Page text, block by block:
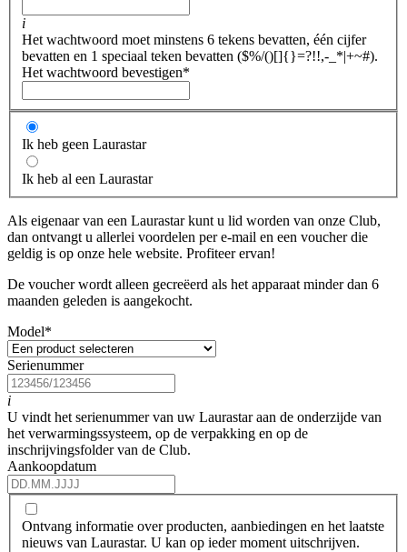
i
Het wachtwoord moet minstens 6 tekens bevatten, één cijfer
bevatten en 1 speciaal teken bevatten ($%/()[]{}=?!!,-_*|+~#).
Het wachtwoord bevestigen*
Ik heb geen Laurastar
Ik heb al een Laurastar
Als eigenaar van een Laurastar kunt u lid worden van onze Club,
dan ontvangt u allerlei voordelen per e-mail en een voucher die
geldig is op onze hele website. Profiteer ervan!
De voucher wordt alleen gecreëerd als het apparaat minder dan 6
maanden geleden is aangekocht.
Model*
Serienummer
i
U vindt het serienummer van uw Laurastar aan de onderzijde van
het verwarmingssysteem, op de verpakking en op de
inschrijvingsfolder van de Club.
Aankoopdatum
Ontvang informatie over producten, aanbiedingen en het laatste
nieuws van Laurastar. U kan op ieder moment uitschrijven.